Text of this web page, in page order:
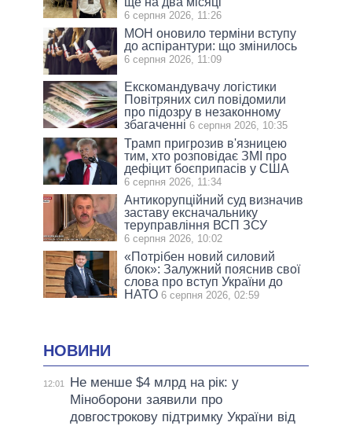
6 серпня 2026, 11:26
МОН оновило терміни вступу
до аспірантури: що змінилось
6 серпня 2026, 11:09
Екскомандувачу логістики
Повітряних сил повідомили
про підозру в незаконному
збагаченні 6 серпня 2026, 10:35
Трамп пригрозив в'язницею
тим, хто розповідає ЗМІ про
дефіцит боєприпасів у США
6 серпня 2026, 11:34
Антикорупційний суд визначив
заставу ексначальнику
теруправління ВСП ЗСУ
6 серпня 2026, 10:02
«Потрібен новий силовий
блок»: Залужний пояснив свої
слова про вступ України до
НАТО 6 серпня 2026, 02:59
НОВИНИ
12:01
Не менше $4 млрд на рік: у
Міноборони заявили про
довгострокову підтримку України від